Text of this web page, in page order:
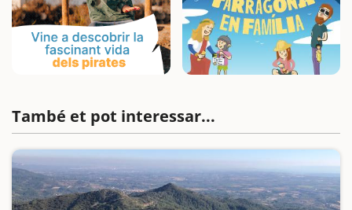
També et pot interessar...